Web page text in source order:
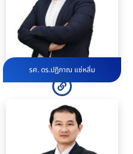
รศ. ดร.ปฏิภาณ แซ่หลิ่ม